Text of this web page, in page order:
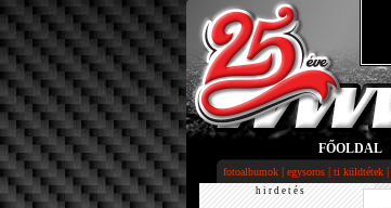
FŐOLDAL
fotoalbumok | egysoros | ti küldtétek |
h i r d e t é s